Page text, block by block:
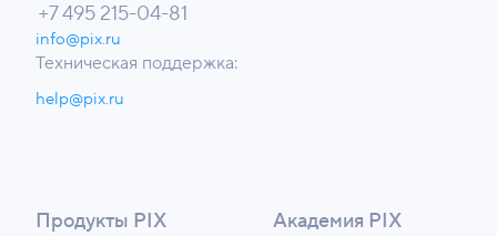
Продукты PIX Академия PIX
+7 495 215-04-81
info@pix.ru
Техническая поддержка:
help@pix.ru